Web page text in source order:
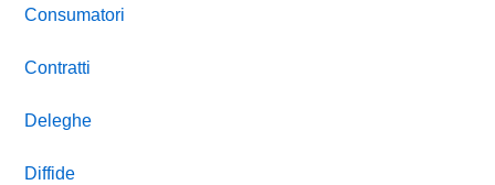
Consumatori
Contratti
Deleghe
Diffide